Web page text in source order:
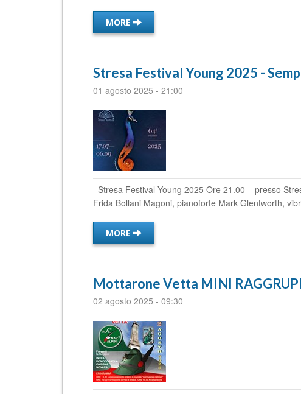
MORE
Stresa Festival Young 2025 -
01 agosto 2025 - 21:00
Stresa Festival Young 2025 Ore 21.00 – presso
Frida Bollani Magoni, pianoforte Mark Glentworth,
MORE
Mottarone Vetta MINI
02 agosto 2025 - 09:30